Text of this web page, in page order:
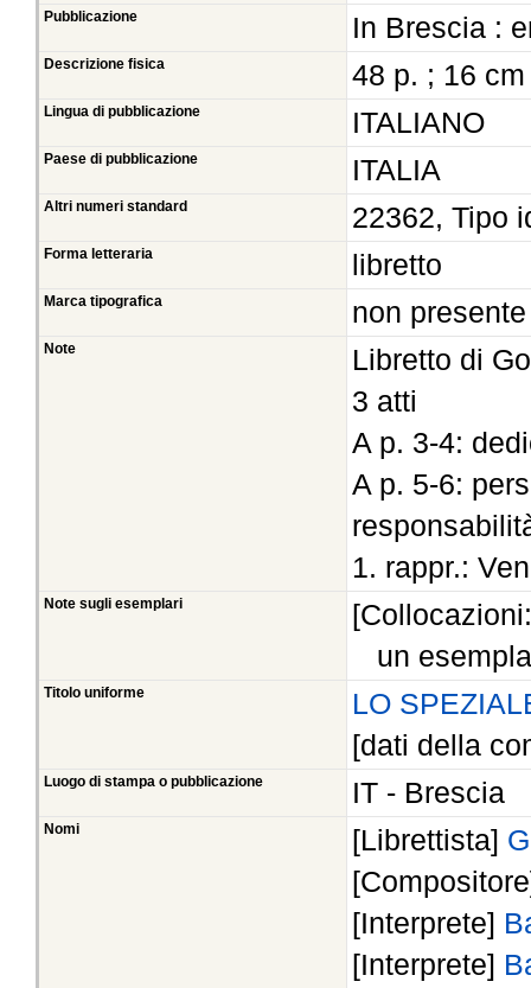
Pubblicazione In Brescia :
Descrizione fisica 48 p. ; 16 cm
Lingua di pubblicazione ITALIANO
Paese di pubblicazione ITALIA
Altri numeri standard 22362, Tipo
Forma letteraria libretto
Marca tipografica non presente
Note
Libretto di
3 atti
A p. 3-4:
A p. 5-6:
1. rappr.:
Note sugli esemplari
un
Titolo uniforme
LO
[dati della
Luogo di stampa o pubblicazione IT - Brescia
Nomi [Librettista]
[Interprete]
[Interprete]